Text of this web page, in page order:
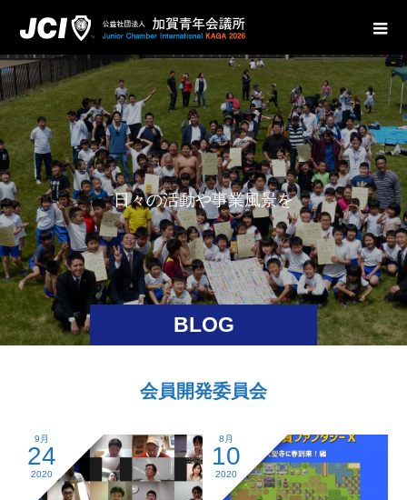
BLOG
日々の活動や事業風景をお伝
会員開発委員会
9月
24
2020
8月
10
2020